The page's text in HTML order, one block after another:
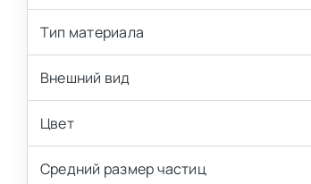
Тип материала
Внешний вид
Цвет
Средний размер частиц